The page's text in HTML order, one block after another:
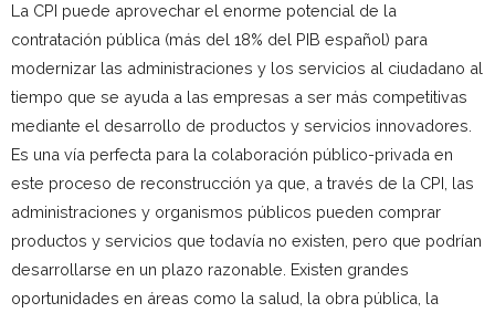
La CPI puede aprovechar el enorme potencial de la
contratación pública (más del 18% del PIB español) para
modernizar las administraciones y los servicios al ciudadano al
tiempo que se ayuda a las empresas a ser más competitivas
mediante el desarrollo de productos y servicios innovadores.
Es una vía perfecta para la colaboración público-privada en
este proceso de reconstrucción ya que, a través de la CPI, las
administraciones y organismos públicos pueden comprar
productos y servicios que todavía no existen, pero que podrían
desarrollarse en un plazo razonable. Existen grandes
oportunidades en áreas como la salud, la obra pública, la